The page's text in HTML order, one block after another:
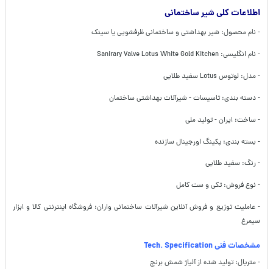
اطلاعات کلی شیر ساختمانی
- نام محصول: شیر بهداشتی و ساختمانی ظرفشویی یا سینک
- نام انگلیسی: Sanirary Valve Lotus White Gold Kitchen
- مدل: لوتوس Lotus سفید طلایی
- دسته بندی: تاسیسات - شیرآلات بهداشتی ساختمان
- ساخت: ایران - تولید ملی
- بسته بندی: پکینگ اورجینال سازنده
- رنگ: سفید طلایی
- نوع فروش: تکی و ست کامل
- عاملیت توزیع و فروش آنلاین شیرآلات ساختمانی واران: فروشگاه اینترنتی کالا و ابزار
سیمرغ
مشخصات فنی Tech. Specification
- متریال: تولید شده از آلیاژ شمش برنج